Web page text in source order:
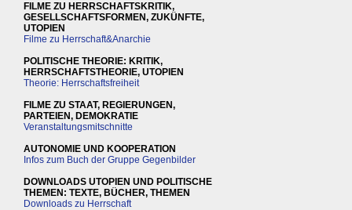
FILME ZU HERRSCHAFTSKRITIK,
GESELLSCHAFTSFORMEN, ZUKÜNFTE,
UTOPIEN
Filme zu Herrschaft&Anarchie
POLITISCHE THEORIE: KRITIK,
HERRSCHAFTSTHEORIE, UTOPIEN
Theorie: Herrschaftsfreiheit
FILME ZU STAAT, REGIERUNGEN,
PARTEIEN, DEMOKRATIE
Veranstaltungsmitschnitte
AUTONOMIE UND KOOPERATION
Infos zum Buch der Gruppe Gegenbilder
DOWNLOADS UTOPIEN UND POLITISCHE
THEMEN: TEXTE, BÜCHER, THEMEN
Downloads zu Herrschaft